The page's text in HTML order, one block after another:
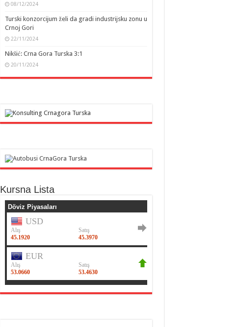
08/12/2024
Turski konzorcijum želi da gradi industrijsku zonu u
Crnoj Gori
22/11/2024
Nikšić: Crna Gora Turska 3:1
20/11/2024
Kursna Lista